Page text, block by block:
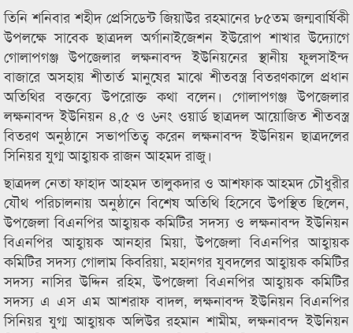
তিনি শনিবার শহীদ প্রেসিডেন্ট জিয়াউর রহমানের ৮৫তম জন্মবার্ষিকী
উপলক্ষে সাবেক ছাত্রদল অর্গানাইজেশন ইউরোপ শাখার উদ্যোগে
গোলাপগঞ্জ উপজেলার লক্ষনাবন্দ ইউনিয়নের স্থানীয় ফুলসাইন্দ
বাজারে অসহায় শীতার্ত মানুষের মাঝে শীতবস্ত্র বিতরণকালে প্রধান
অতিথির বক্তব্যে উপরোক্ত কথা বলেন। গোলাপগঞ্জ উপজেলার
লক্ষনাবন্দ ইউনিয়ন ৪,৫ ও ৬নং ওয়ার্ড ছাত্রদল আয়োজিত শীতবস্ত্র
বিতরণ অনুষ্ঠানে সভাপতিত্ব করেন লক্ষনাবন্দ ইউনিয়ন ছাত্রদলের
সিনিয়র যুগ্ম আহ্বায়ক রাজন আহমদ রাজু।
ছাত্রদল নেতা ফাহাদ আহমদ তালুকদার ও আশফাক আহমদ চৌধুরীর
যৌথ পরিচালনায় অনুষ্ঠানে বিশেষ অতিথি হিসেবে উপস্থিত ছিলেন,
উপজেলা বিএনপির আহ্বায়ক কমিটির সদস্য ও লক্ষনাবন্দ ইউনিয়ন
বিএনপির আহ্বায়ক আনহার মিয়া, উপজেলা বিএনপির আহ্বায়ক
কমিটির সদস্য গোলাম কিবরিয়া, মহানগর যুবদলের আহ্বায়ক কমিটির
সদস্য নাসির উদ্দিন রহিম, উপজেলা বিএনপির আহ্বায়ক কমিটির
সদস্য এ এস এম আশরাফ বাদল, লক্ষনাবন্দ ইউনিয়ন বিএনপির
সিনিয়র যুগ্ম আহ্বায়ক অলিউর রহমান শামীম, লক্ষনাবন্দ ইউনিয়ন